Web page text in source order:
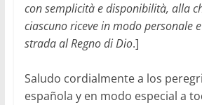
con semplicità e disponibilità, alla
ciascuno riceve in modo personale
strada al Regno di Dio.]
Saludo cordialmente a los
española y en modo especial a